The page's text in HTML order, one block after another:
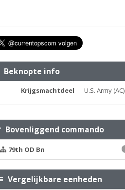
Beknopte info
Krijgsmachtdeel U.S. Army (AC)
Bovenliggend commando
79th OD Bn
Vergelijkbare eenheden